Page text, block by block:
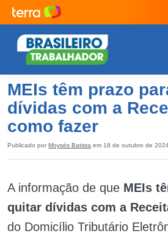
MEIs têm prazo
dívidas com a
como fazer
Publicado por Moysés Batista em 18 de outubro de
A informação de que MEIs
quitar dívidas com a
do Domicílio Tributário